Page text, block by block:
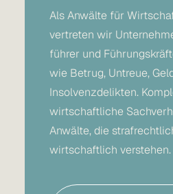
AlsAnwälte für
vertreten wir
führer und
wie Betrug, Untreue,
Insolvenzdelikten.
wirtschaftliche
Anwälte, die
wirtschaftlich verstehen.